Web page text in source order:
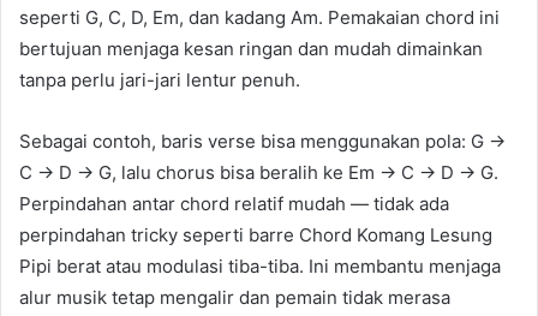
seperti G, C, D, Em, dan kadang Am. Pemakaian chord ini
bertujuan menjaga kesan ringan dan mudah dimainkan
tanpa perlu jari-jari lentur penuh.
Sebagai contoh, baris verse bisa menggunakan pola: G →
C → D → G, lalu chorus bisa beralih ke Em → C → D → G.
Perpindahan antar chord relatif mudah — tidak ada
perpindahan tricky seperti barre Chord Komang Lesung
Pipi berat atau modulasi tiba-tiba. Ini membantu menjaga
alur musik tetap mengalir dan pemain tidak merasa